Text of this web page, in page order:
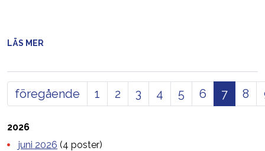
LÄS MER
föregående 1 2 3 4 5 6 7 8
2026
juni 2026 (4 poster)